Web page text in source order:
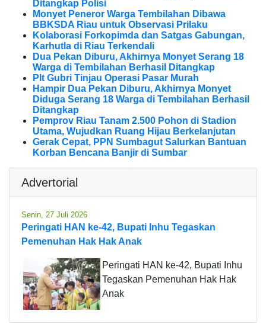
Ditangkap Polisi
Monyet Peneror Warga Tembilahan Dibawa
BBKSDA Riau untuk Observasi Prilaku
Kolaborasi Forkopimda dan Satgas Gabungan,
Karhutla di Riau Terkendali
Dua Pekan Diburu, Akhirnya Monyet Serang 18
Warga di Tembilahan Berhasil Ditangkap
Plt Gubri Tinjau Operasi Pasar Murah
Hampir Dua Pekan Diburu, Akhirnya Monyet
Diduga Serang 18 Warga di Tembilahan Berhasil
Ditangkap
Pemprov Riau Tanam 2.500 Pohon di Stadion
Utama, Wujudkan Ruang Hijau Berkelanjutan
Gerak Cepat, PPN Sumbagut Salurkan Bantuan
Korban Bencana Banjir di Sumbar
Advertorial
Senin, 27 Juli 2026
Peringati HAN ke-42, Bupati Inhu Tegaskan
Pemenuhan Hak Hak Anak
Peringati HAN ke-42, Bupati Inhu
Tegaskan Pemenuhan Hak Hak
Anak